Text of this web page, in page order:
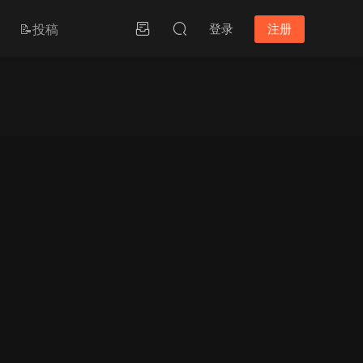
📝投稿 登录 注册